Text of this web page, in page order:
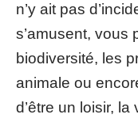
n’y ait pas
s’amusent, vous
biodiversité, les
animale ou
d’être un loisir,